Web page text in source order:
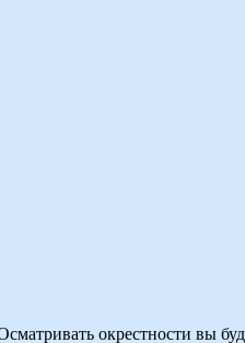
окрестности вы